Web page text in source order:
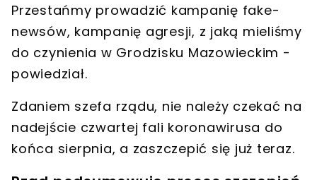
Przestańmy prowadzić kampanię fake-
newsów, kampanię agresji, z jaką mieliśmy
do czynienia w Grodzisku Mazowieckim -
powiedział.
Zdaniem szefa rządu, nie należy czekać na
nadejście czwartej fali koronawirusa do
końca sierpnia, a zaszczepić się już teraz.